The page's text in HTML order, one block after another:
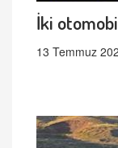
İki
13 Temmuz